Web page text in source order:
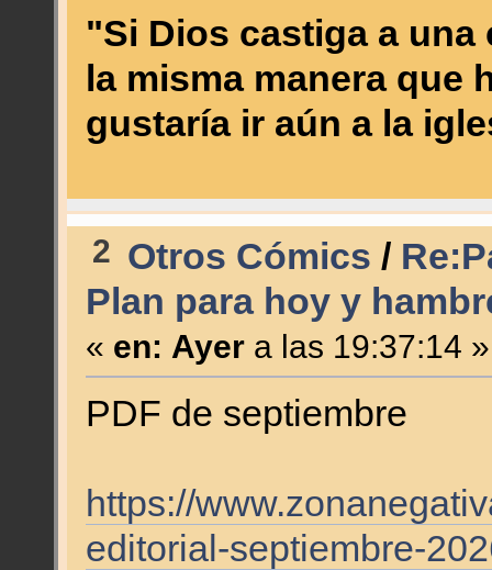
"Si Dios castiga a
la misma manera que
gustaría ir aún a la
2 Otros Cómics /
Plan para hoy y
« en: Ayera las 19:37:14 »
PDF de septiembre
https://
editorial-septiembre-